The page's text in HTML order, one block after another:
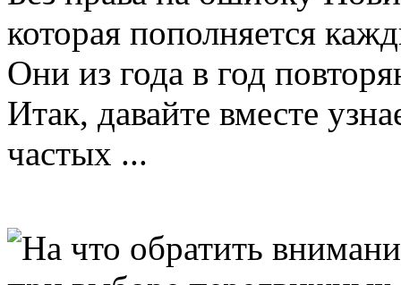
которая пополняется
Они из года в год
Итак, давайте вместе
частых ...